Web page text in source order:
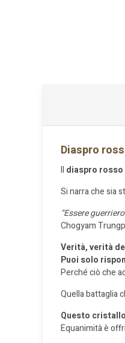
Diaspro
Il diaspro rosso
Si narra che sia
“Essere
Chogyam
Verità, verità
Puoi solo
Perché ciò che
Quella battaglia
Questo
Equanimità è